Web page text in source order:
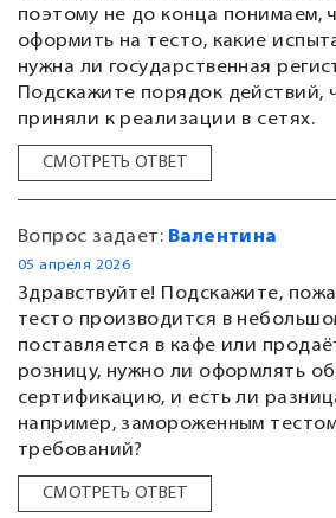
поэтому не до конца понимаем,
оформить на тесто, какие
нужна ли государственная
Подскажите порядок
приняли к реализации в сетях.
СМОТРЕТЬ ОТВЕТ
Вопрос задает: Валентина
05 апреля 2026
Здравствуйте! Подскажите,
тесто производится в
поставляется в кафе или
розницу, нужно ли оформлять
сертификацию, и есть ли
например, замороженным
требований?
СМОТРЕТЬ ОТВЕТ